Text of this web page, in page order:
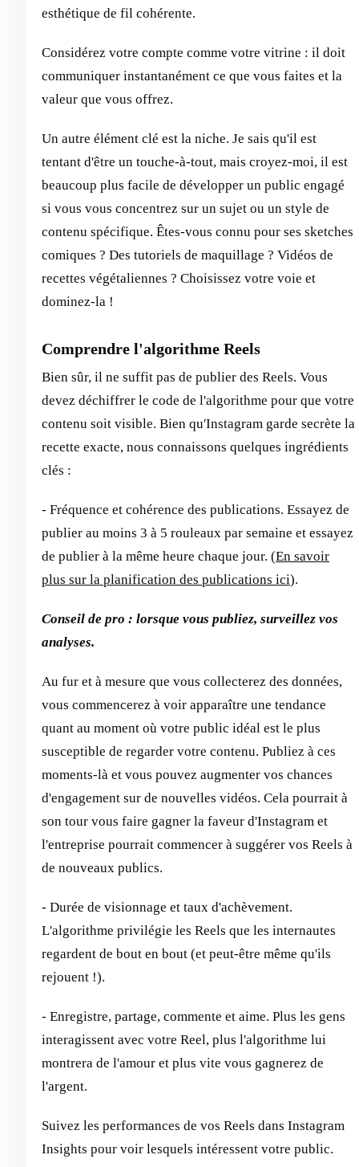
esthétique de fil cohérente.
Considérez votre compte comme votre vitrine : il doit
communiquer instantanément ce que vous faites et la
valeur que vous offrez.
Un autre élément clé est la niche. Je sais qu'il est
tentant d'être un touche-à-tout, mais croyez-moi, il est
beaucoup plus facile de développer un public engagé
si vous vous concentrez sur un sujet ou un style de
contenu spécifique. Êtes-vous connu pour ses sketches
comiques ? Des tutoriels de maquillage ? Vidéos de
recettes végétaliennes ? Choisissez votre voie et
dominez-la !
Comprendre l'algorithme Reels
Bien sûr, il ne suffit pas de publier des Reels. Vous
devez déchiffrer le code de l'algorithme pour que votre
contenu soit visible. Bien qu'Instagram garde secrète la
recette exacte, nous connaissons quelques ingrédients
clés :
- Fréquence et cohérence des publications. Essayez de
publier au moins 3 à 5 rouleaux par semaine et essayez
de publier à la même heure chaque jour. (En savoir
plus sur la planification des publications ici).
Conseil de pro : lorsque vous publiez, surveillez vos
analyses.
Au fur et à mesure que vous collecterez des données,
vous commencerez à voir apparaître une tendance
quant au moment où votre public idéal est le plus
susceptible de regarder votre contenu. Publiez à ces
moments-là et vous pouvez augmenter vos chances
d'engagement sur de nouvelles vidéos. Cela pourrait à
son tour vous faire gagner la faveur d'Instagram et
l'entreprise pourrait commencer à suggérer vos Reels à
de nouveaux publics.
- Durée de visionnage et taux d'achèvement.
L'algorithme privilégie les Reels que les internautes
regardent de bout en bout (et peut-être même qu'ils
rejouent !).
- Enregistre, partage, commente et aime. Plus les gens
interagissent avec votre Reel, plus l'algorithme lui
montrera de l'amour et plus vite vous gagnerez de
l'argent.
Suivez les performances de vos Reels dans Instagram
Insights pour voir lesquels intéressent votre public.